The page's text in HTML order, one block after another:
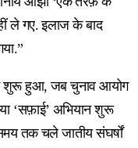
ले गए. इलाज के बाद
शुरू हुआ, जब चुनाव आयोग
‘सफ़ाई’ अभियान शुरू
तक चले जातीय संघर्षों